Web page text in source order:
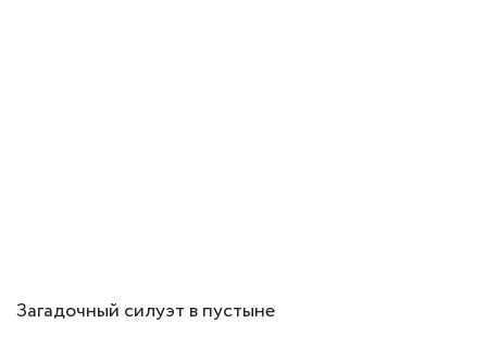
Загадочный силуэт в пустыне